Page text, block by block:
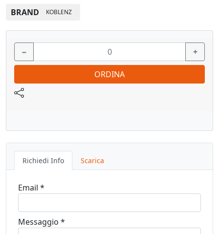
Portata: 100 Kg. (2 cerniere)
Confezione: 2 pz.
Vedi pagina catalogo
BRAND KOBLENZ
− +
ORDINA
Richiedi Info Scarica
Email *
Messaggio *